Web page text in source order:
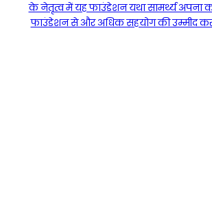
के नेतृत्व में यह फाउंडेशन यथा सामर्थ्य अपना
फाउंडेशन से और अधिक सहयोग की उम्मीद